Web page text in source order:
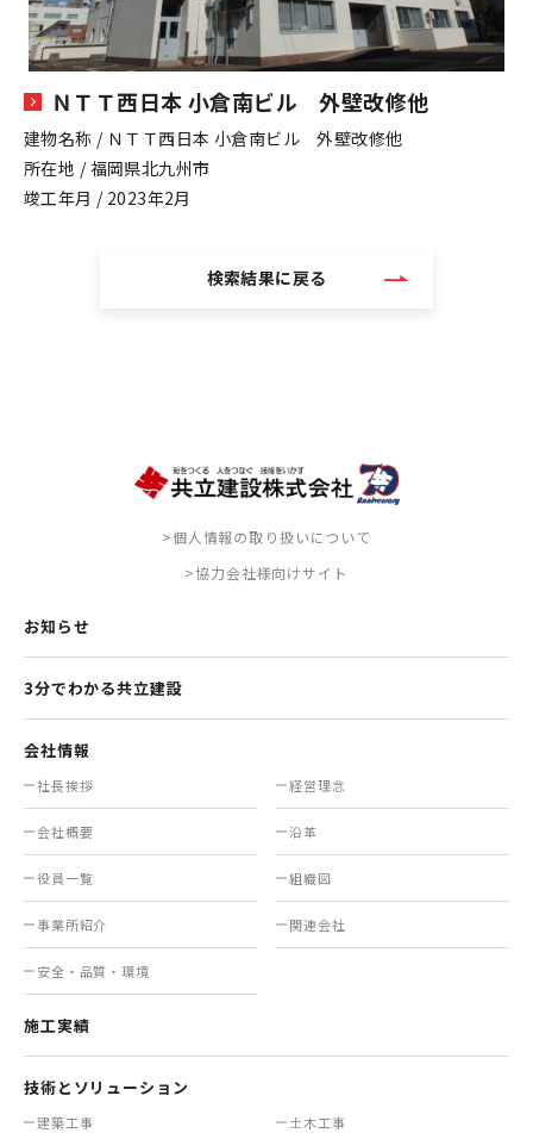
ＮＴＴ西日本 小倉南ビル 外壁改修他
建物名称 / ＮＴＴ西日本 小倉南ビル 外壁改修他
所在地 / 福岡県北九州市
竣工年月 / 2023年2月
検索結果に戻る
>個人情報の取り扱いについて
>協力会社様向けサイト
お知らせ
3分でわかる共立建設
会社情報
社長挨拶 経営理念
会社概要 沿革
役員一覧 組織図
事業所紹介 関連会社
安全・品質・環境
施工実績
技術とソリューション
建築工事 土木工事